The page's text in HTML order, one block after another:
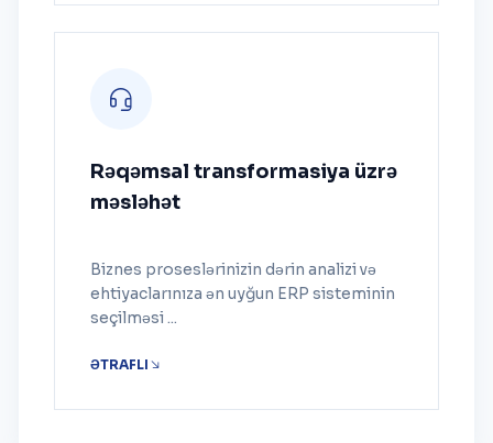
Rəqəmsal transformasiya üzrə
məsləhət
Biznes proseslərinizin dərin analizi və
ehtiyaclarınıza ən uyğun ERP sisteminin
seçilməsi ...
ƏTRAFLI